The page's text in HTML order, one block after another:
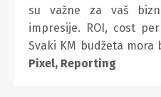
su važne za vaš
impresije. ROI, cost
Svaki KM budžeta mora
Pixel, Reporting